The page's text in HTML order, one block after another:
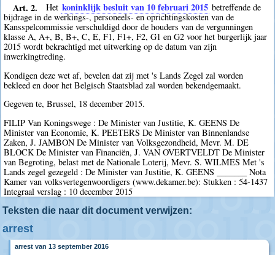
Art. 2. Het koninklijk besluit van 10 februari 2015 betreffende de
bijdrage in de werkings-, personeels- en oprichtingskosten van de
Kansspelcommissie verschuldigd door de houders van de vergunningen
klasse A, A+, B, B+, C, E, F1, F1+, F2, G1 en G2 voor het burgerlijk jaar
2015 wordt bekrachtigd met uitwerking op de datum van zijn
inwerkingtreding.
Kondigen deze wet af, bevelen dat zij met 's Lands Zegel zal worden
bekleed en door het Belgisch Staatsblad zal worden bekendgemaakt.
Gegeven te, Brussel, 18 december 2015.
FILIP Van Koningswege : De Minister van Justitie, K. GEENS De
Minister van Economie, K. PEETERS De Minister van Binnenlandse
Zaken, J. JAMBON De Minister van Volksgezondheid, Mevr. M. DE
BLOCK De Minister van Financiën, J. VAN OVERTVELDT De Minister
van Begroting, belast met de Nationale Loterij, Mevr. S. WILMES Met 's
Lands zegel gezegeld : De Minister van Justitie, K. GEENS _______ Nota
Kamer van volksvertegenwoordigers (www.dekamer.be): Stukken : 54-1437
Integraal verslag : 10 december 2015
Teksten die naar dit document verwijzen:
arrest
arrest van 13 september 2016